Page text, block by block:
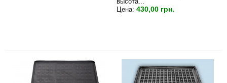
Цена: 430,00 грн.